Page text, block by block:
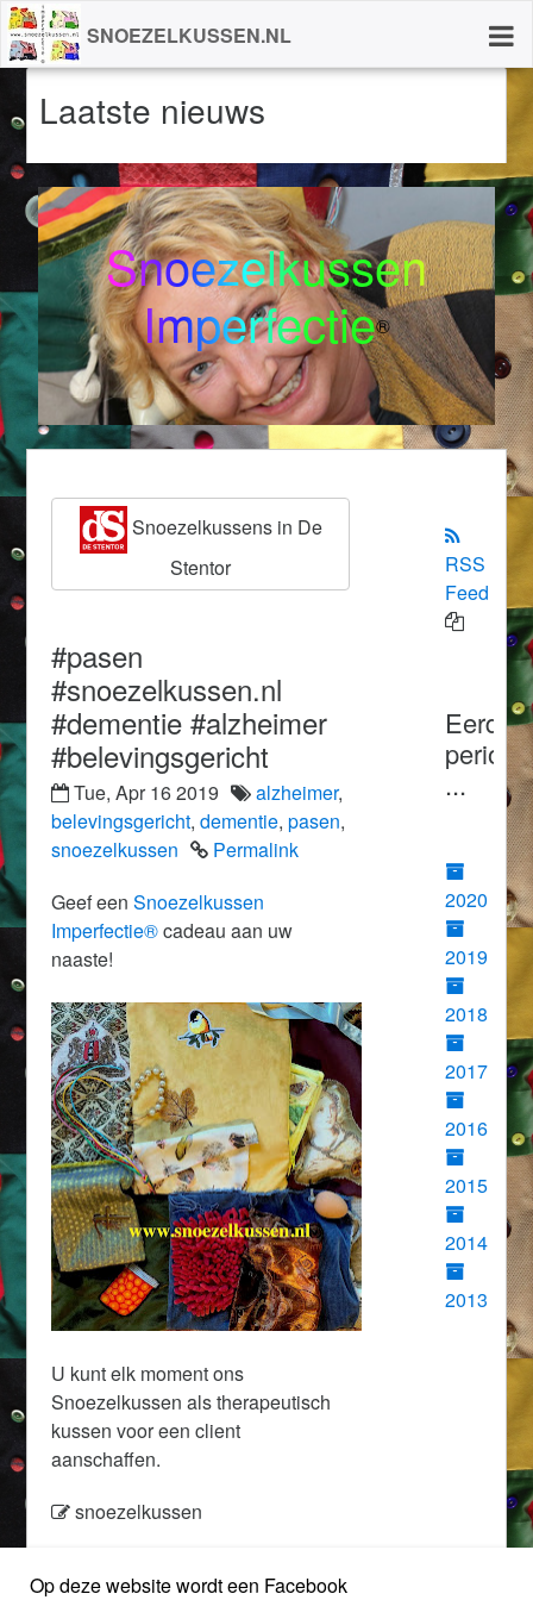
SNOEZELKUSSEN.NL
Laatste nieuws
Snoezelkussen
Imperfectie®
Snoezelkussens in De
Stentor
#pasen
#snoezelkussen.nl
#dementie #alzheimer
#belevingsgericht
Tue, Apr 16 2019 alzheimer,
belevingsgericht,dementie,pasen,
snoezelkussen
Permalink
Geef eenSnoezelkussen
Imperfectie®cadeau aan uw
naaste!
U kunt elk moment ons
Snoezelkussen als therapeutisch
kussen voor een client
aanschaffen.
snoezelkussen
RSS
Feed
...
2020
2019
2018
2017
2016
2015
2014
2013
Op deze website wordt een Facebook